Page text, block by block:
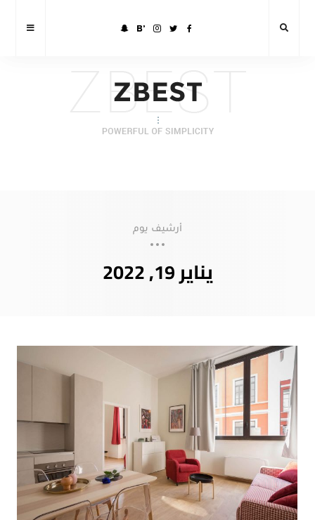
أرشيف يوم
يناير 19, 2022